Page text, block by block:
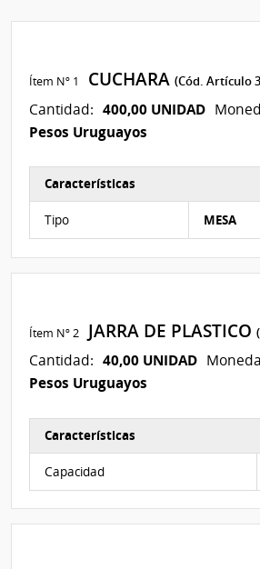
Ítem Nº 1 CUCHARA(Cód. Artículo
Cantidad: 400,00 UNIDAD
Pesos Uruguayos
Características
Tipo MESA
Ítem Nº 2 JARRA DE PLASTICO
Cantidad: 40,00 UNIDAD
Pesos Uruguayos
Características
Capacidad